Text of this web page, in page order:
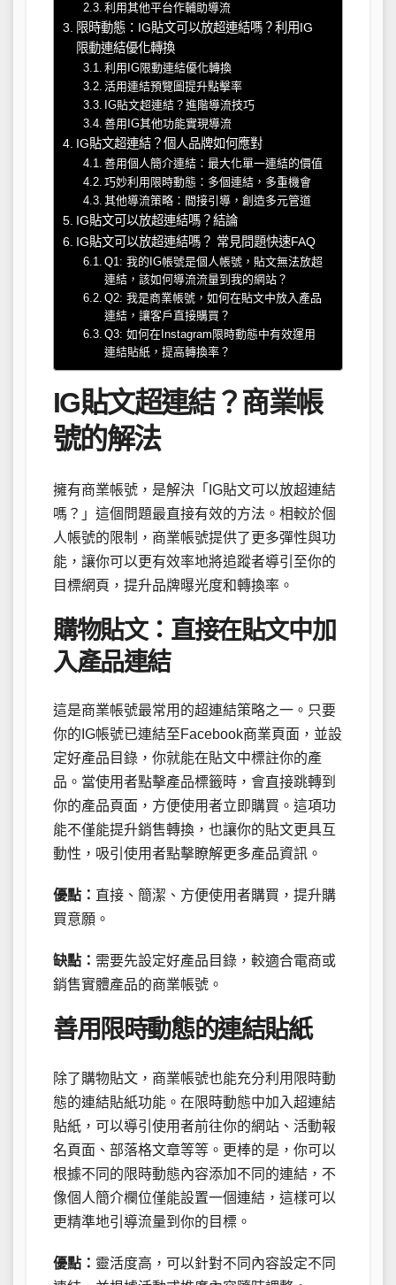
利用其他平台作輔助導流
限時動態：IG貼文可以放超連結嗎？利用IG
限動連結優化轉換
利用IG限動連結優化轉換
活用連結預覽圖提升點擊率
IG貼文超連結？進階導流技巧
善用IG其他功能實現導流
IG貼文超連結？個人品牌如何應對
善用個人簡介連結：最大化單一連結的價值
巧妙利用限時動態：多個連結，多重機會
其他導流策略：間接引導，創造多元管道
IG貼文可以放超連結嗎？結論
IG貼文可以放超連結嗎？ 常見問題快速FAQ
Q1: 我的IG帳號是個人帳號，貼文無法放超
連結，該如何導流流量到我的網站？
Q2: 我是商業帳號，如何在貼文中放入產品
連結，讓客戶直接購買？
Q3: 如何在Instagram限時動態中有效運用
連結貼紙，提高轉換率？
IG貼文超連結？商業帳
號的解法
擁有商業帳號，是解決「IG貼文可以放超連結
嗎？」這個問題最直接有效的方法。相較於個
人帳號的限制，商業帳號提供了更多彈性與功
能，讓你可以更有效率地將追蹤者導引至你的
目標網頁，提升品牌曝光度和轉換率。
購物貼文：直接在貼文中加
入產品連結
這是商業帳號最常用的超連結策略之一。只要
你的IG帳號已連結至Facebook商業頁面，並設
定好產品目錄，你就能在貼文中標註你的產
品。當使用者點擊產品標籤時，會直接跳轉到
你的產品頁面，方便使用者立即購買。這項功
能不僅能提升銷售轉換，也讓你的貼文更具互
動性，吸引使用者點擊瞭解更多產品資訊。
優點： 直接、簡潔、方便使用者購買，提升購
買意願。
缺點： 需要先設定好產品目錄，較適合電商或
銷售實體產品的商業帳號。
善用限時動態的連結貼紙
除了購物貼文，商業帳號也能充分利用限時動
態的連結貼紙功能。在限時動態中加入超連結
貼紙，可以導引使用者前往你的網站、活動報
名頁面、部落格文章等等。更棒的是，你可以
根據不同的限時動態內容添加不同的連結，不
像個人簡介欄位僅能設置一個連結，這樣可以
更精準地引導流量到你的目標。
優點： 靈活度高，可以針對不同內容設定不同